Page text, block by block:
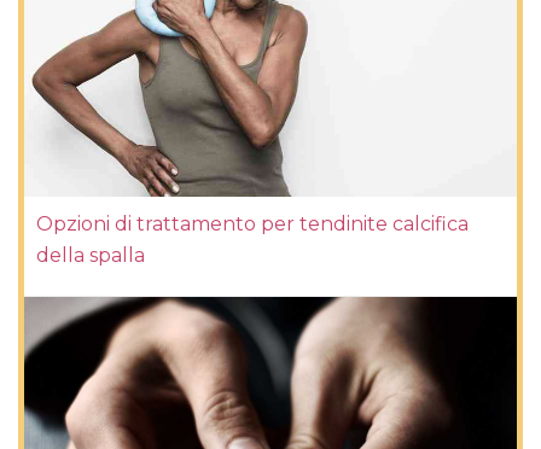
Opzioni di trattamento per tendinite calcifica
della spalla